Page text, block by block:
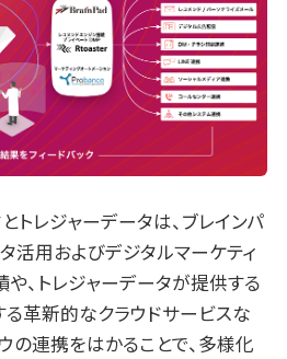
トレジャーデータは、ブレインパ
活用およびデジタルマーケティ
、トレジャーデータが提供する
革新的なクラウドサービスな
の連携をはかることで、多様化